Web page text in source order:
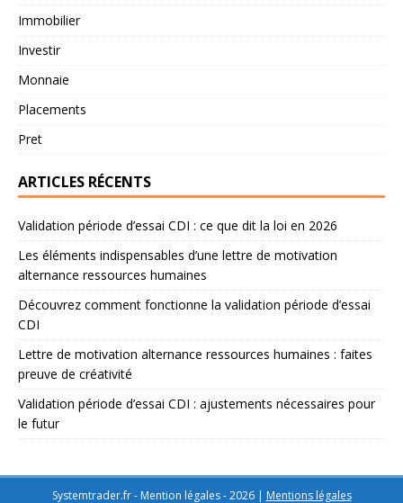
Immobilier
Investir
Monnaie
Placements
Pret
ARTICLES RÉCENTS
Validation période d’essai CDI : ce que dit la loi en 2026
Les éléments indispensables d’une lettre de motivation
alternance ressources humaines
Découvrez comment fonctionne la validation période d’essai
CDI
Lettre de motivation alternance ressources humaines : faites
preuve de créativité
Validation période d’essai CDI : ajustements nécessaires pour
le futur
Systemtrader.fr - Mention légales - 2026 | Mentions légales